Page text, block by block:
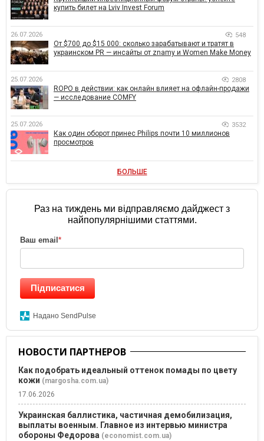
купить билет на Lviv Invest Forum
26.07.2026 548
От $700 до $15 000: сколько зарабатывают и тратят в
украинском PR — инсайты от znamy и Women Make Money
25.07.2026 2808
ROPO в действии: как онлайн влияет на офлайн-продажи
— исследование COMFY
25.07.2026 3532
Как один оборот принес Philips почти 10 миллионов
просмотров
БОЛЬШЕ
Раз на тиждень ми відправляємо дайджест з
найпопулярнішими статтями.
Ваш email *
Підписатися
Надано SendPulse
НОВОСТИ ПАРТНЕРОВ
Как подобрать идеальный оттенок помады по цвету
кожи (margosha.com.ua)
17.06.2026
Украинская баллистика, частичная демобилизация,
выплаты военным. Главное из интервью министра
обороны Федорова (economist.com.ua)